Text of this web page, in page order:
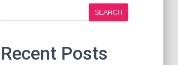
SEARCH
Recent Posts